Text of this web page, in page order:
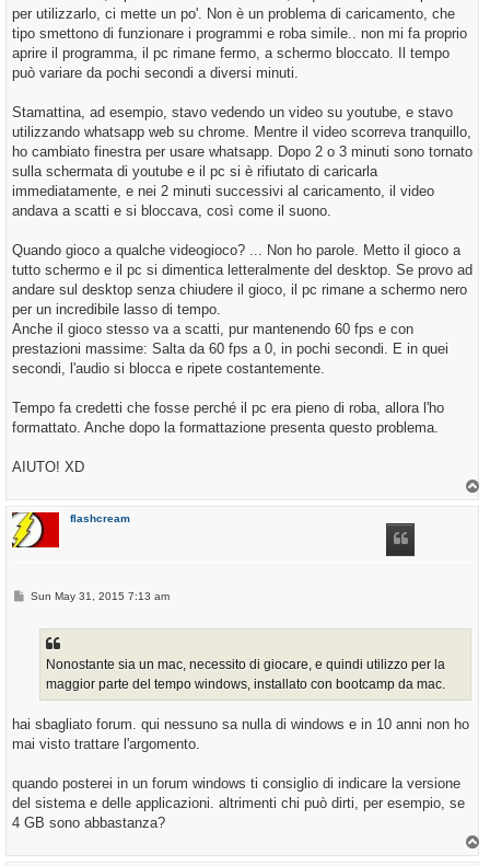
per utilizzarlo, ci mette un po'. Non è un problema di caricamento, che
tipo smettono di funzionare i programmi e roba simile.. non mi fa proprio
aprire il programma, il pc rimane fermo, a schermo bloccato. Il tempo
può variare da pochi secondi a diversi minuti.
Stamattina, ad esempio, stavo vedendo un video su youtube, e stavo
utilizzando whatsapp web su chrome. Mentre il video scorreva tranquillo,
ho cambiato finestra per usare whatsapp. Dopo 2 o 3 minuti sono tornato
sulla schermata di youtube e il pc si è rifiutato di caricarla
immediatamente, e nei 2 minuti successivi al caricamento, il video
andava a scatti e si bloccava, così come il suono.
Quando gioco a qualche videogioco? ... Non ho parole. Metto il gioco a
tutto schermo e il pc si dimentica letteralmente del desktop. Se provo ad
andare sul desktop senza chiudere il gioco, il pc rimane a schermo nero
per un incredibile lasso di tempo.
Anche il gioco stesso va a scatti, pur mantenendo 60 fps e con
prestazioni massime: Salta da 60 fps a 0, in pochi secondi. E in quei
secondi, l'audio si blocca e ripete costantemente.
Tempo fa credetti che fosse perché il pc era pieno di roba, allora l'ho
formattato. Anche dopo la formattazione presenta questo problema.
AIUTO! XD
flashcream
PSun May 31, 2015 7:13 am
Nonostante sia un mac, necessito di giocare, e quindi utilizzo per la
maggior parte del tempo windows, installato con bootcamp da mac.
hai sbagliato forum. qui nessuno sa nulla di windows e in 10 anni non ho
mai visto trattare l'argomento.
quando posterei in un forum windows ti consiglio di indicare la versione
del sistema e delle applicazioni. altrimenti chi può dirti, per esempio, se
4 GB sono abbastanza?